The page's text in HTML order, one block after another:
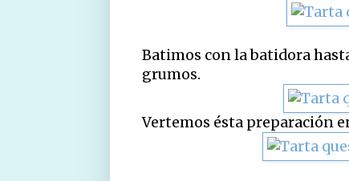
Batimos con la batidora
grumos.
Vertemos ésta preparación